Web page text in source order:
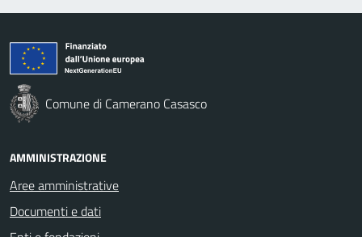
Comune di Camerano Casasco
AMMINISTRAZIONE
Aree amministrative
Documenti e dati